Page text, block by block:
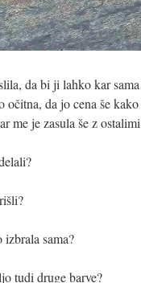
da bi ji lahko kar
očitna, da jo cena še
me je zasula še z
sama?
tudi druge barve?